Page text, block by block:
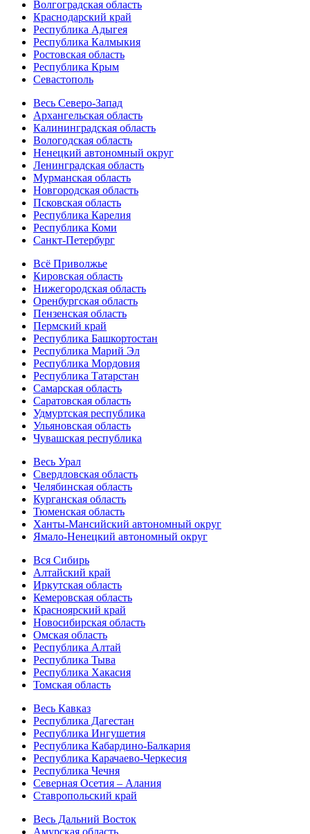
Волгоградская область
Краснодарский край
Республика Адыгея
Республика Калмыкия
Ростовская область
Республика Крым
Севастополь
Весь Северо-Запад
Архангельская область
Калининградская область
Вологодская область
Ненецкий автономный округ
Ленинградская область
Мурманская область
Новгородская область
Псковская область
Республика Карелия
Республика Коми
Санкт-Петербург
Всё Приволжье
Кировская область
Нижегородская область
Оренбургская область
Пензенская область
Пермский край
Республика Башкортостан
Республика Марий Эл
Республика Мордовия
Республика Татарстан
Самарская область
Саратовская область
Удмуртская республика
Ульяновская область
Чувашская республика
Весь Урал
Свердловская область
Челябинская область
Курганская область
Тюменская область
Ханты-Мансийский автономный округ
Ямало-Ненецкий автономный округ
Вся Сибирь
Алтайский край
Иркутская область
Кемеровская область
Красноярский край
Новосибирская область
Омская область
Республика Алтай
Республика Тыва
Республика Хакасия
Томская область
Весь Кавказ
Республика Дагестан
Республика Ингушетия
Республика Кабардино-Балкария
Республика Карачаево-Черкесия
Республика Чечня
Северная Осетия – Алания
Ставропольский край
Весь Дальний Восток
Амурская область